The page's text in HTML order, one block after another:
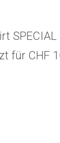
SPECIAL
für CHF